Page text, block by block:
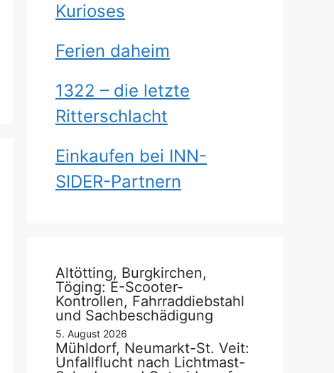
Kurioses
Ferien daheim
1322 – die letzte
Ritterschlacht
Einkaufen bei INN-
SIDER-Partnern
Altötting, Burgkirchen,
Töging: E-Scooter-
Kontrollen, Fahrraddiebstahl
und Sachbeschädigung
5. August 2026
Mühldorf, Neumarkt-St. Veit:
Unfallflucht nach Lichtmast-